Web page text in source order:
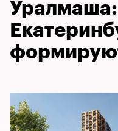
Уралмаша: